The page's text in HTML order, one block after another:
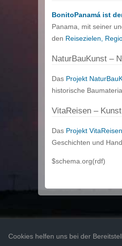
BonitoPanamá ist
Panama, mit seiner
den Reisezielen,
NaturBauKunst –
Das Projekt
historische
VitaReisen –
Das Projekt VitaReisen
Geschichten und
$schema.org(rdf)
Cookies helfen uns bei der